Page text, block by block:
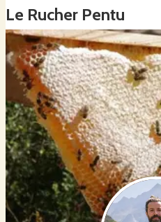
Le Rucher Pentu